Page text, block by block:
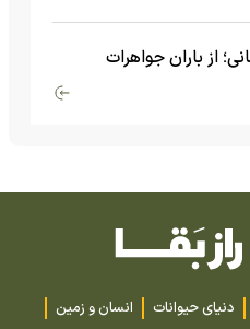
از باران جواهرات
دنیای حیوانات انسان و زمین